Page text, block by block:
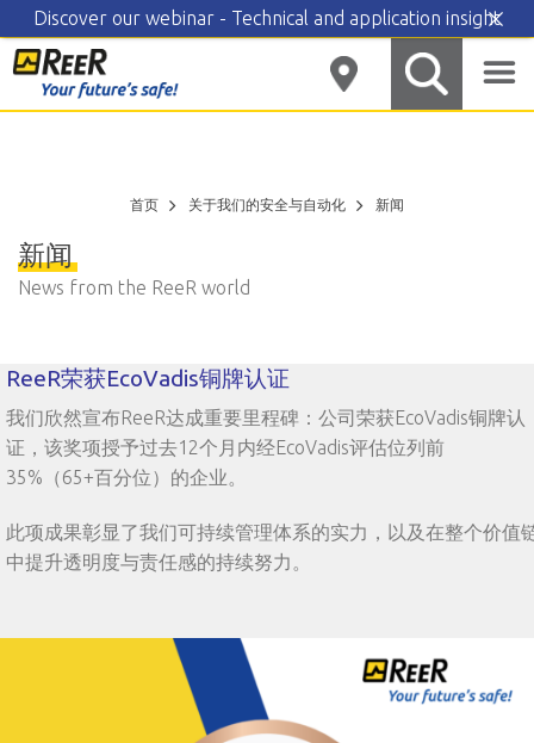
Skip
to
content
首页 关于我们的安全与自动化 新闻
新闻
News from the ReeR world
ReeR荣获EcoVadis铜牌认证
我们欣然宣布ReeR达成重要里程碑：公司荣获EcoVadis铜牌认
证，该奖项授予过去12个月内经EcoVadis评估位列前
35%（65+百分位）的企业。
此项成果彰显了我们可持续管理体系的实力，以及在整个价值
中提升透明度与责任感的持续努力。
Discover our webinar - Technical and application insight